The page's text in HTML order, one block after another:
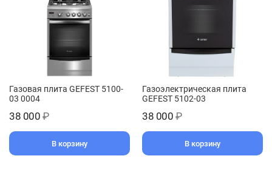
Газовая плита GEFEST 5100-
03 0004
38 000 ₽
В корзину
Газоэлектрическая плита
GEFEST 5102-03
38 000 ₽
В корзину